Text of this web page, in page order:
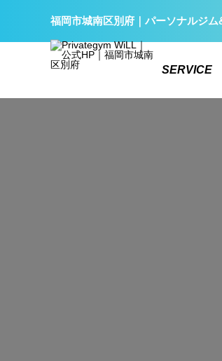
福岡市城南区別府｜パーソナルジ
SERVICE